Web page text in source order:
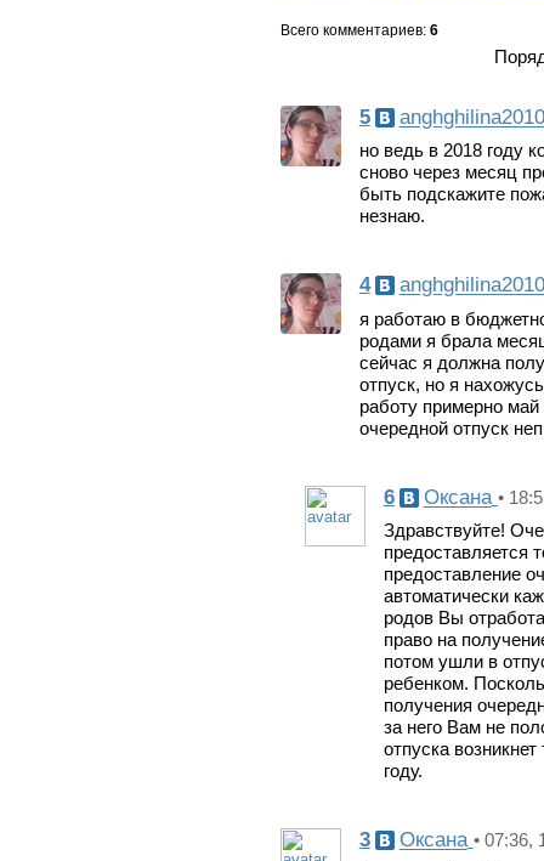
Всего комментариев: 6
5 anghghilina2010
но ведь в 2018 году
сново через месяц
быть подскажите
незнаю.
4 anghghilina2010
я работаю в
родами я брала
сейчас я должна
отпуск, но я
работу примерно май
очередной отпуск
6 Оксана •
Здравствуйте!
предоставляется
предоставление
автоматически
родов Вы
право на
потом ушли в
ребенком.
получения
за него Вам не
отпуска
году.
3 Оксана • 07:36,